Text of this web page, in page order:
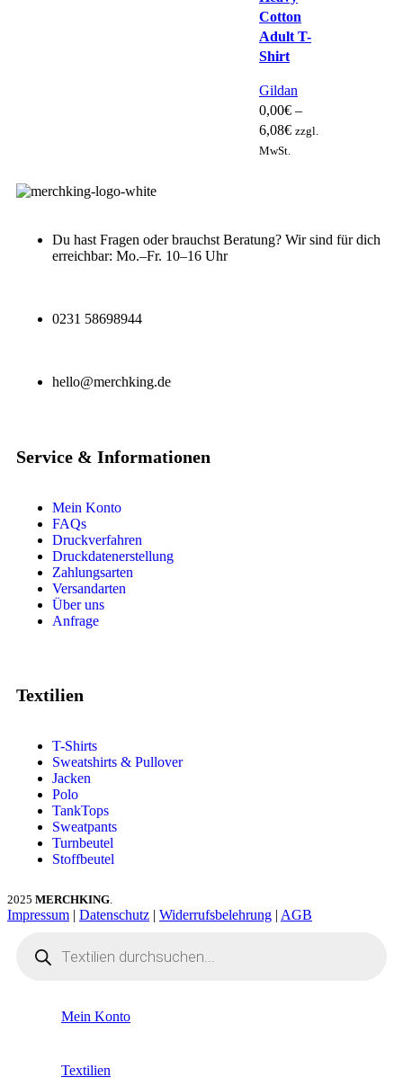
Cotton
Adult T-
Shirt
Gildan
0,00€ –
6,08€ zzgl.
MwSt.
Du hast Fragen oder brauchst Beratung? Wir sind für dich
erreichbar: Mo.–Fr. 10–16 Uhr
0231 58698944
hello@merchking.de
Service & Informationen
Mein Konto
FAQs
Druckverfahren
Druckdatenerstellung
Zahlungsarten
Versandarten
Über uns
Anfrage
Textilien
T-Shirts
Sweatshirts & Pullover
Jacken
Polo
TankTops
Sweatpants
Turnbeutel
Stoffbeutel
2025 MERCHKING.
Impressum | Datenschutz | Widerrufsbelehrung | AGB
Mein Konto
Textilien